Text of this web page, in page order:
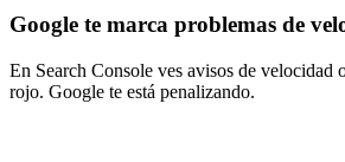
Google te marca problemas de
En Search Console ves avisos de velocidad
rojo. Google te está penalizando.